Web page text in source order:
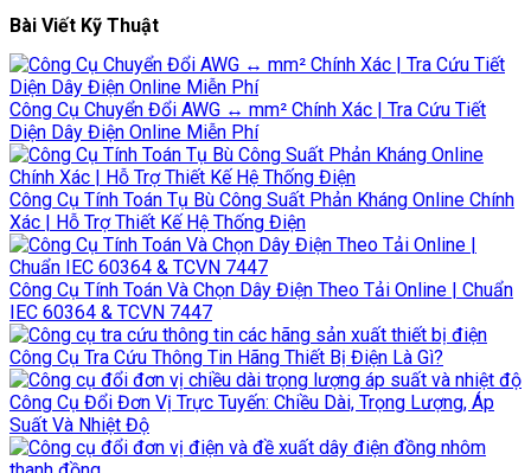
Bài Viết Kỹ Thuật
Công Cụ Chuyển Đổi AWG ↔ mm² Chính Xác | Tra Cứu Tiết
Diện Dây Điện Online Miễn Phí
Công Cụ Tính Toán Tụ Bù Công Suất Phản Kháng Online Chính
Xác | Hỗ Trợ Thiết Kế Hệ Thống Điện
Công Cụ Tính Toán Và Chọn Dây Điện Theo Tải Online | Chuẩn
IEC 60364 & TCVN 7447
Công Cụ Tra Cứu Thông Tin Hãng Thiết Bị Điện Là Gì?
Công Cụ Đổi Đơn Vị Trực Tuyến: Chiều Dài, Trọng Lượng, Áp
Suất Và Nhiệt Độ